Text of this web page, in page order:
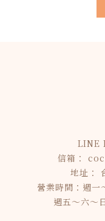
營業時間：週
週五～六～